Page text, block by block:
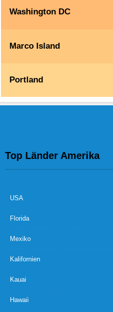
Washington DC
Marco Island
Portland
Top Länder Amerika
USA
Florida
Mexiko
Kalifornien
Kauai
Hawaii